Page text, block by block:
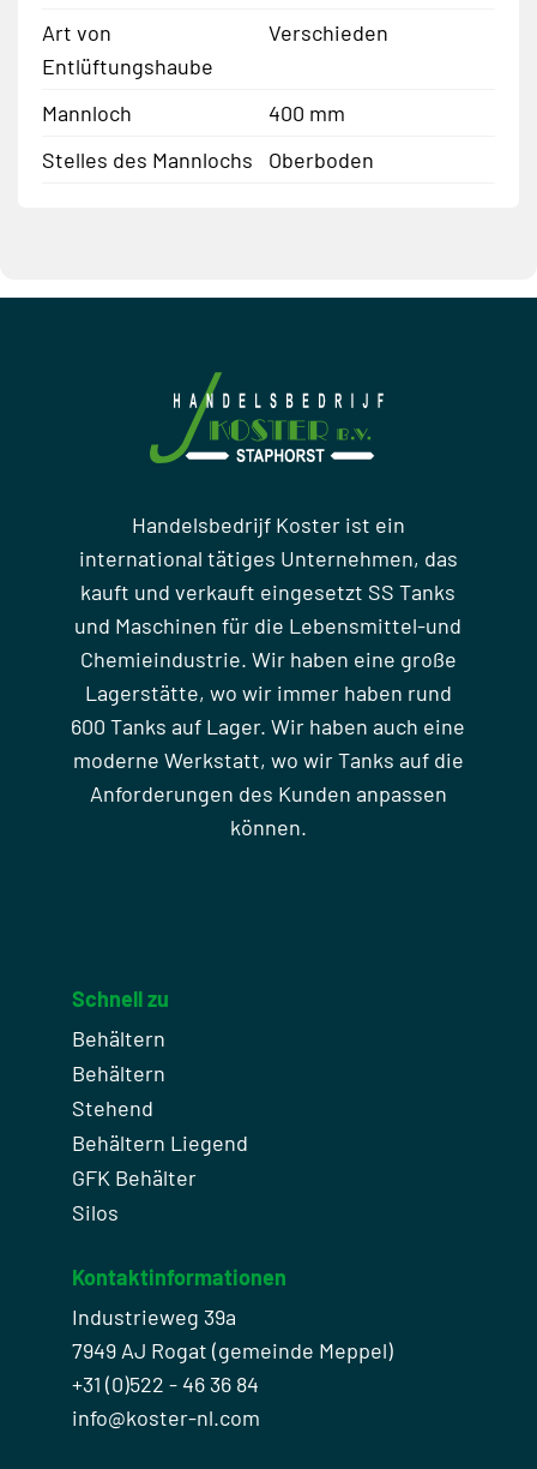
Art von
Entlüftungshaube
Verschieden
Mannloch
400 mm
Stelles des Mannlochs
Oberboden
Handelsbedrijf Koster ist ein
international tätiges Unternehmen, das
kauft und verkauft eingesetzt SS Tanks
und Maschinen für die Lebensmittel-und
Chemieindustrie. Wir haben eine große
Lagerstätte, wo wir immer haben rund
600 Tanks auf Lager. Wir haben auch eine
moderne Werkstatt, wo wir Tanks auf die
Anforderungen des Kunden anpassen
können.
Schnell zu
Behältern
Behältern
Stehend
Behältern Liegend
GFK Behälter
Silos
Kontaktinformationen
Industrieweg 39a
7949 AJ Rogat (gemeinde Meppel)
+31 (0)522 - 46 36 84
info@koster-nl.com